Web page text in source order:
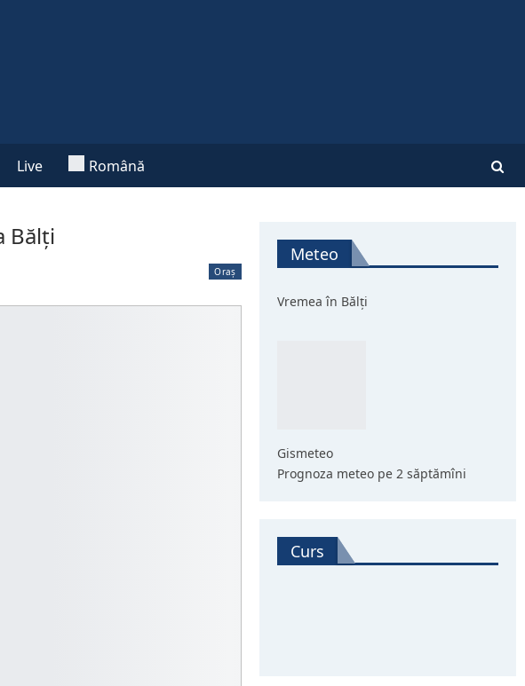
Live Română
Bălți
Oraș
Meteo
Vremea în Bălți
Gismeteo
Prognoza meteo pe 2 săptămîni
Curs